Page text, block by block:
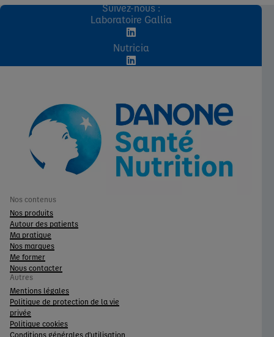
Suivez-nous :
Laboratoire Gallia
Nutricia
Nos contenus
Nos produits
Autour des patients
Ma pratique
Nos marques
Me former
Nous contacter
Autres
Mentions légales
Politique de protection de la vie
privée
Politique cookies
Conditions générales d'utilisation